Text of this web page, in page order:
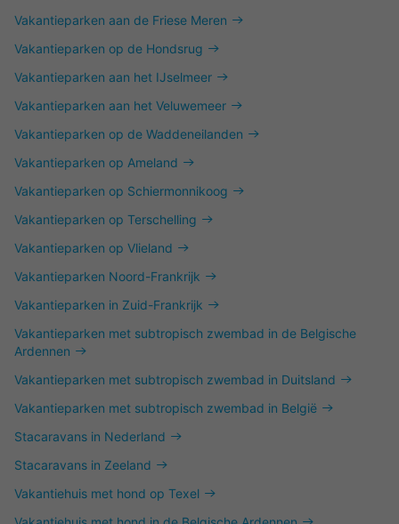
Vakantieparken aan de Friese Meren
Vakantieparken op de Hondsrug
Vakantieparken aan het IJselmeer
Vakantieparken aan het Veluwemeer
Vakantieparken op de Waddeneilanden
Vakantieparken op Ameland
Vakantieparken op Schiermonnikoog
Vakantieparken op Terschelling
Vakantieparken op Vlieland
Vakantieparken Noord-Frankrijk
Vakantieparken in Zuid-Frankrijk
Vakantieparken met subtropisch zwembad in de Belgische
Ardennen
Vakantieparken met subtropisch zwembad in Duitsland
Vakantieparken met subtropisch zwembad in België
Stacaravans in Nederland
Stacaravans in Zeeland
Vakantiehuis met hond op Texel